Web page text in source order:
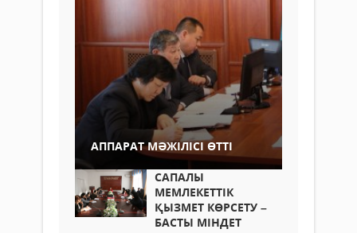
АППАРАТ МӘЖІЛІСІ ӨТТІ
САПАЛЫ
МЕМЛЕКЕТТІК
ҚЫЗМЕТ КӨРСЕТУ –
БАСТЫ МІНДЕТ